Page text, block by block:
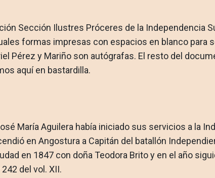
Sección Ilustres Próceres de la Independencia
formas impresas con espacios en blanco para
Pérez y Mariño son autógrafas. El resto del
aquí en bastardilla.
María Aguilera había iniciado sus servicios a la
en Angostura a Capitán del batallón
en 1847 con doña Teodora Brito y en el año
del vol. XII.